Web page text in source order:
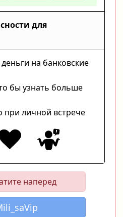
для
на банковские
бы узнать больше
при личной встрече
наперед